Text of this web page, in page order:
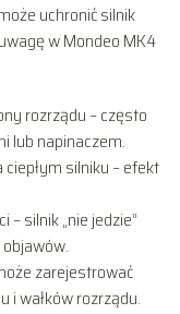
uchronić silnik
w Mondeo MK4
rozrządu – często
lub napinaczem.
silniku – efekt
silnik „nie jedzie”
zarejestrować
i wałków rozrządu.